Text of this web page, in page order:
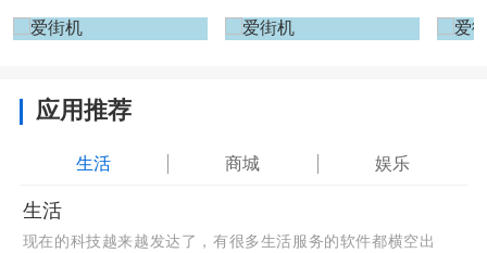
应用推荐
生活 商城 娱乐
生活
现在的科技越来越发达了，有很多生活服务的软件都横空出